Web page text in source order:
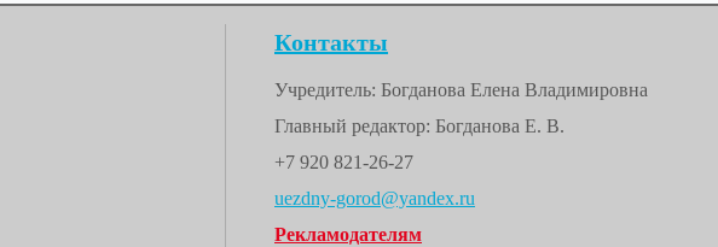
Контакты
Учредитель: Богданова Елена Владимировна
Главный редактор: Богданова Е. В.
+7 920 821-26-27
uezdny-gorod@yandex.ru
Рекламодателям